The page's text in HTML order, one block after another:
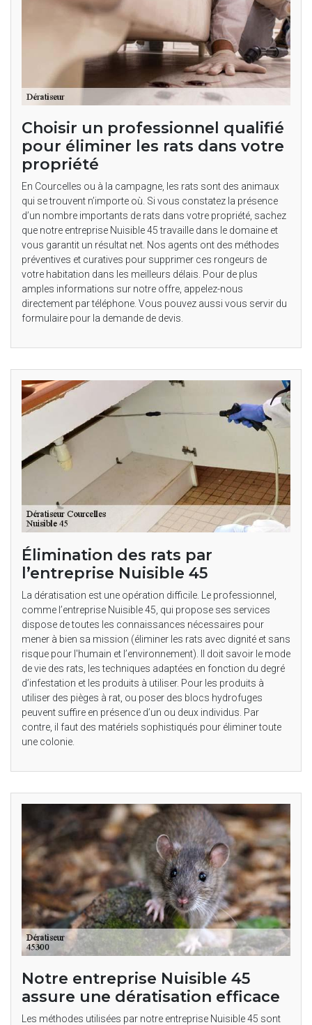
Choisir un professionnel qualifié
pour éliminer les rats dans votre
propriété
En Courcelles ou à la campagne, les rats sont des animaux
qui se trouvent n’importe où. Si vous constatez la présence
d’un nombre importants de rats dans votre propriété, sachez
que notre entreprise Nuisible 45 travaille dans le domaine et
vous garantit un résultat net. Nos agents ont des méthodes
préventives et curatives pour supprimer ces rongeurs de
votre habitation dans les meilleurs délais. Pour de plus
amples informations sur notre offre, appelez-nous
directement par téléphone. Vous pouvez aussi vous servir du
formulaire pour la demande de devis.
Élimination des rats par
l’entreprise Nuisible 45
La dératisation est une opération difficile. Le professionnel,
comme l’entreprise Nuisible 45, qui propose ses services
dispose de toutes les connaissances nécessaires pour
mener à bien sa mission (éliminer les rats avec dignité et sans
risque pour l'humain et l’environnement). Il doit savoir le mode
de vie des rats, les techniques adaptées en fonction du degré
d’infestation et les produits à utiliser. Pour les produits à
utiliser des pièges à rat, ou poser des blocs hydrofuges
peuvent suffire en présence d’un ou deux individus. Par
contre, il faut des matériels sophistiqués pour éliminer toute
une colonie.
Notre entreprise Nuisible 45
assure une dératisation efficace
Les méthodes utilisées par notre entreprise Nuisible 45 sont